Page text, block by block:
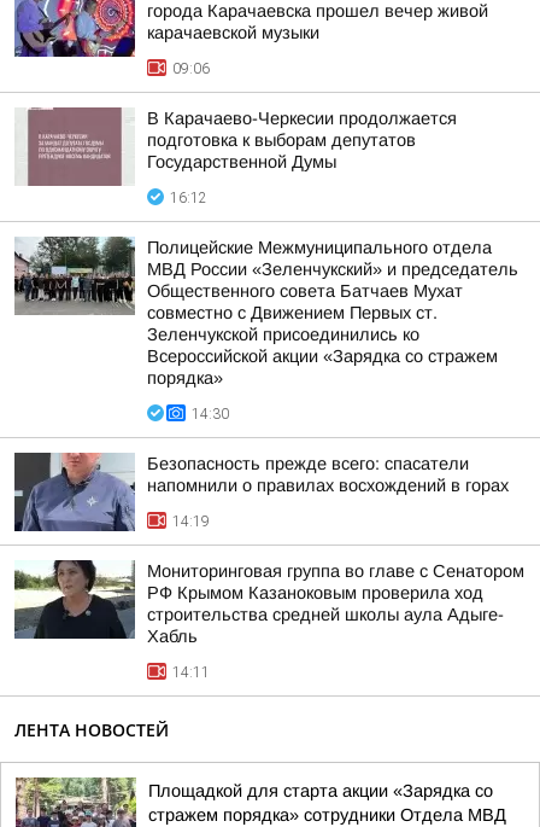
города Карачаевска прошел вечер живой
карачаевской музыки
09:06
В Карачаево-Черкесии продолжается
подготовка к выборам депутатов
Государственной Думы
16:12
Полицейские Межмуниципального отдела
МВД России «Зеленчукский» и председатель
Общественного совета Батчаев Мухат
совместно с Движением Первых ст.
Зеленчукской присоединились ко
Всероссийской акции «Зарядка со стражем
порядка»
14:30
Безопасность прежде всего: спасатели
напомнили о правилах восхождений в горах
14:19
Мониторинговая группа во главе с Сенатором
РФ Крымом Казаноковым проверила ход
строительства средней школы аула Адыге-
Хабль
14:11
ЛЕНТА НОВОСТЕЙ
Площадкой для старта акции «Зарядка со
стражем порядка» сотрудники Отдела МВД